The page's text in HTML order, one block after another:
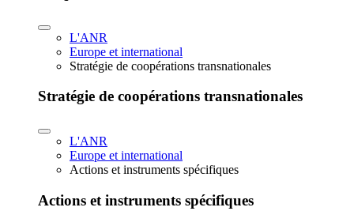
L'ANR
Europe et international
Stratégie de coopérations transnationales
Stratégie de coopérations transnationales
L'ANR
Europe et international
Actions et instruments spécifiques
Actions et instruments spécifiques